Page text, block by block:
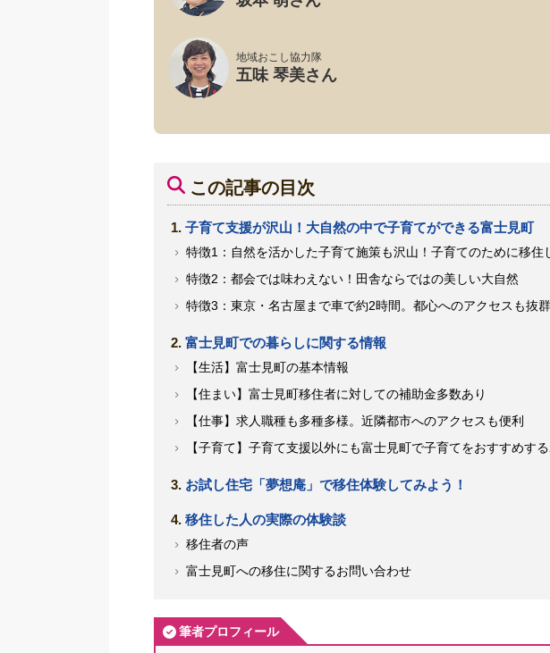
地域おこし協力隊
五味 琴美さん
この記事の目次
子育て支援が沢山！大自然の中で子育てができる富士見町
特徴1：自然を活かした子育て施策も沢山！子育てのために移住
特徴2：都会では味わえない！田舎ならではの美しい大自然
特徴3：東京・名古屋まで車で約2時間。都心へのアクセスも抜群
富士見町での暮らしに関する情報
【生活】富士見町の基本情報
【住まい】富士見町移住者に対しての補助金多数あり
【仕事】求人職種も多種多様。近隣都市へのアクセスも便利
【子育て】子育て支援以外にも富士見町で子育てをおすすめす
お試し住宅「夢想庵」で移住体験してみよう！
移住した人の実際の体験談
移住者の声
富士見町への移住に関するお問い合わせ
筆者プロフィール